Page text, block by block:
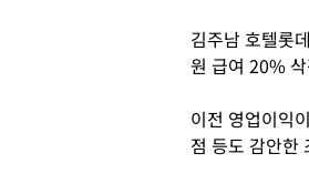
김주남 호텔롯
원 급여 20%
이전 영업이익
점 등도 감안한